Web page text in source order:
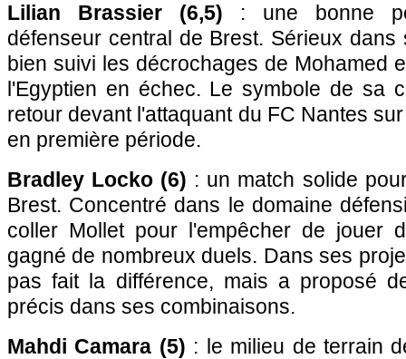
Lilian Brassier (6,5) : une bonne
défenseur central de Brest. Sérieux
bien suivi les décrochages de Mohamed
l'Egyptien en échec. Le symbole de sa
retour devant l'attaquant du FC Nantes
en première période.
Bradley Locko (6) : un match solide
Brest. Concentré dans le domaine
coller Mollet pour l'empêcher de jouer
gagné de nombreux duels. Dans ses
pas fait la différence, mais a proposé
précis dans ses combinaisons.
Mahdi Camara (5) : le milieu de terrain